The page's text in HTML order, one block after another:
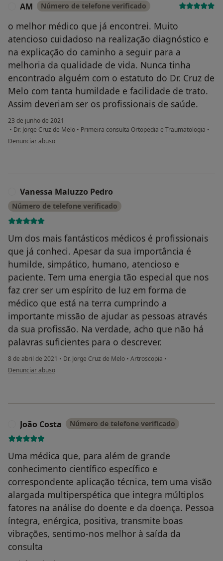
AM Número de telefone verificado
o melhor médico que já encontrei. Muito
atencioso cuidadoso na realização diagnóstico e
na explicação do caminho a seguir para a
melhoria da qualidade de vida. Nunca tinha
encontrado alguém com o estatuto do Dr. Cruz de
Melo com tanta humildade e facilidade de trato.
Assim deveriam ser os profissionais de saúde.
23 de junho de 2021
• Dr. Jorge Cruz de Melo • Primeira consulta Ortopedia e Traumatologia •
na opinião do utilizador AM
Denunciar abuso
Vanessa Maluzzo Pedro
Número de telefone verificado
Um dos mais fantásticos médicos é profissionais
que já conheci. Apesar da sua importância é
humilde, simpático, humano, atencioso e
paciente. Tem uma energia tão especial que nos
faz crer ser um espírito de luz em forma de
médico que está na terra cumprindo a
importante missão de ajudar as pessoas através
da sua profissão. Na verdade, acho que não há
palavras suficientes para o descrever.
8 de abril de 2021 • Dr. Jorge Cruz de Melo • Artroscopia •
na opinião do utilizador Vanessa Maluzzo Pedro
Denunciar abuso
João Costa Número de telefone verificado
Uma médica que, para além de grande
conhecimento científico específico e
correspondente aplicação técnica, tem uma visão
alargada multiperspética que integra múltiplos
fatores na análise do doente e da doença. Pessoa
íntegra, enérgica, positiva, transmite boas
vibrações, sentimo-nos melhor à saída da
consulta